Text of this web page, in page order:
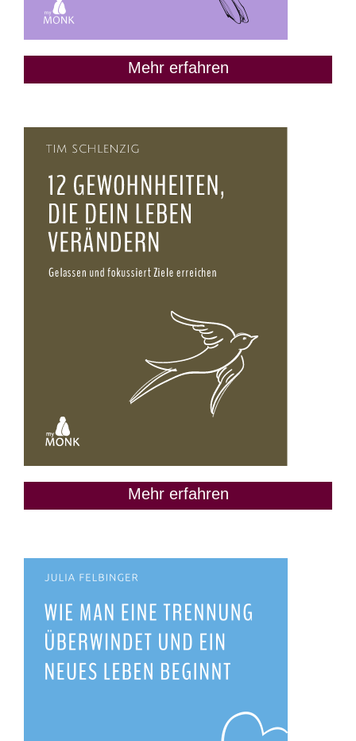
Mehr erfahren
Mehr erfahren